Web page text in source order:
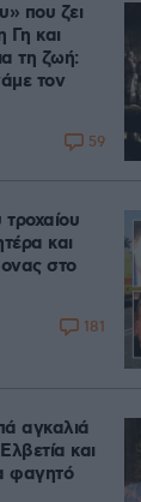
που ζει
Γη και
τη ζωή:
τον
59
και
στο
181
αγκαλιά
και
φαγητό